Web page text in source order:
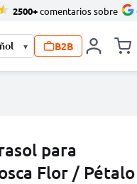
2500+comentarios sobre
▾ B2B
para
Flor /